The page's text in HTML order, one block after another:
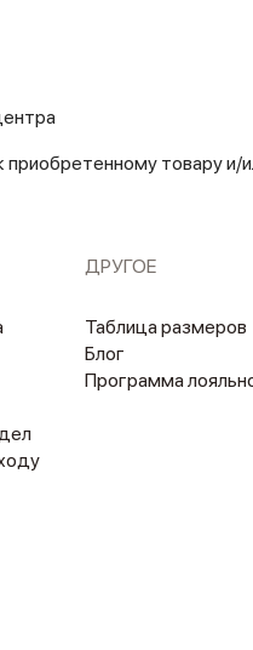
товару
ДРУГОЕ
Таблица размеров
Блог
Программа